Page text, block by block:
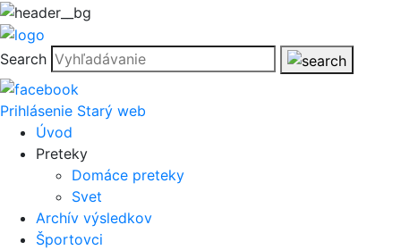
Search
Prihlásenie Starý web
Úvod
Preteky
Domáce preteky
Svet
Archív výsledkov
Športovci